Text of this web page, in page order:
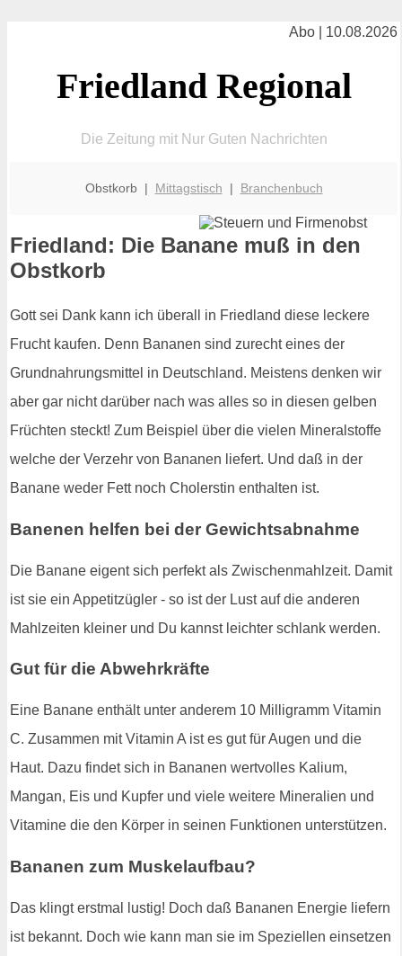
Abo | 10.08.2026
Friedland Regional
Die Zeitung mit Nur Guten Nachrichten
Obstkorb | Mittagstisch | Branchenbuch
Friedland: Die Banane muß in den
Obstkorb
Gott sei Dank kann ich überall in Friedland diese leckere
Frucht kaufen. Denn Bananen sind zurecht eines der
Grundnahrungsmittel in Deutschland. Meistens denken wir
aber gar nicht darüber nach was alles so in diesen gelben
Früchten steckt! Zum Beispiel über die vielen Mineralstoffe
welche der Verzehr von Bananen liefert. Und daß in der
Banane weder Fett noch Cholerstin enthalten ist.
Banenen helfen bei der Gewichtsabnahme
Die Banane eigent sich perfekt als Zwischenmahlzeit. Damit
ist sie ein Appetitzügler - so ist der Lust auf die anderen
Mahlzeiten kleiner und Du kannst leichter schlank werden.
Gut für die Abwehrkräfte
Eine Banane enthält unter anderem 10 Milligramm Vitamin
C. Zusammen mit Vitamin A ist es gut für Augen und die
Haut. Dazu findet sich in Bananen wertvolles Kalium,
Mangan, Eis und Kupfer und viele weitere Mineralien und
Vitamine die den Körper in seinen Funktionen unterstützen.
Bananen zum Muskelaufbau?
Das klingt erstmal lustig! Doch daß Bananen Energie liefern
ist bekannt. Doch wie kann man sie im Speziellen einsetzen